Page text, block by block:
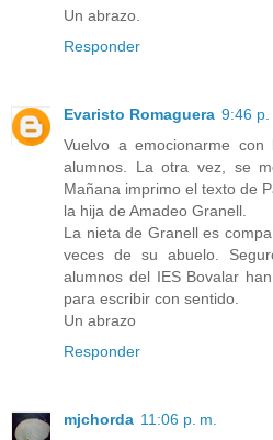
Un abrazo.
Responder
Evaristo Romaguera 9:46 p.
Vuelvo a emocionarme
alumnos. La otra vez, se
Mañana imprimo el texto de
la hija de Amadeo Granell.
La nieta de Granell es
veces de su abuelo.
alumnos del IES Bovalar
para escribir con sentido.
Un abrazo
Responder
mjchorda 11:06 p. m.